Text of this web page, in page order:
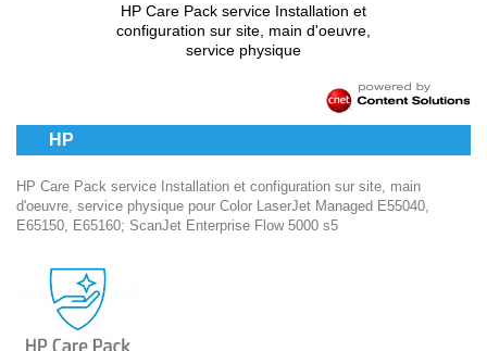
HP Care Pack service Installation et
configuration sur site, main d'oeuvre,
service physique
HP
HP Care Pack service Installation et configuration sur site, main
d'oeuvre, service physique pour Color LaserJet Managed E55040,
E65150, E65160; ScanJet Enterprise Flow 5000 s5